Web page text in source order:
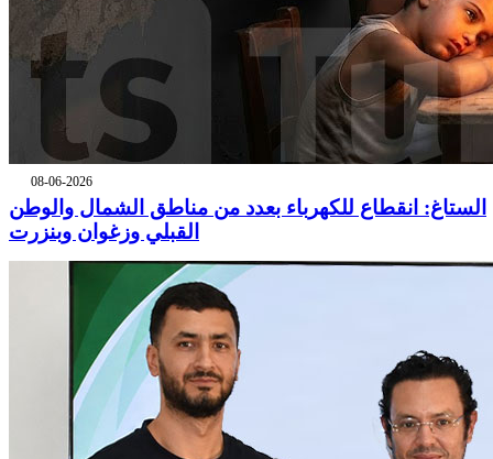
08-06-2026
الستاغ: انقطاع للكهرباء بعدد من مناطق الشمال والوطن
القبلي وزغوان وبنزرت